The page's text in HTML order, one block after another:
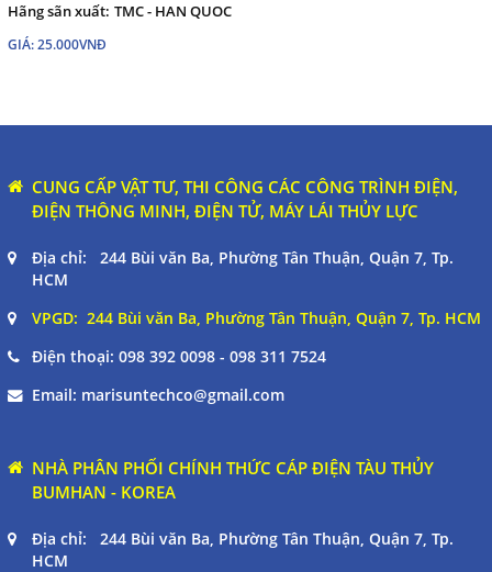
Hãng sãn xuất: TMC - HAN QUOC
GIÁ: 25.000VNĐ
CUNG CẤP VẬT TƯ, THI CÔNG CÁC CÔNG TRÌNH ĐIỆN,
ĐIỆN THÔNG MINH, ĐIỆN TỬ, MÁY LÁI THỦY LỰC
Địa chỉ: 244 Bùi văn Ba, Phường Tân Thuận, Quận 7, Tp.
HCM
VPGD: 244 Bùi văn Ba, Phường Tân Thuận, Quận 7, Tp. HCM
Điện thoại: 098 392 0098 - 098 311 7524
Email: marisuntechco@gmail.com
NHÀ PHÂN PHỐI CHÍNH THỨC CÁP ĐIỆN TÀU THỦY
BUMHAN - KOREA
Địa chỉ: 244 Bùi văn Ba, Phường Tân Thuận, Quận 7, Tp.
HCM